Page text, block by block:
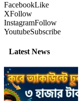
FacebookLike
XFollow
InstagramFollow
YoutubeSubscribe
Latest News